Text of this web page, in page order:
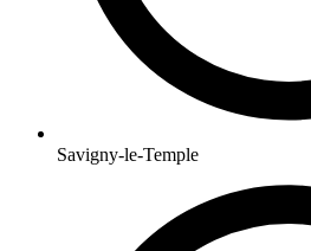
Savigny-le-Temple